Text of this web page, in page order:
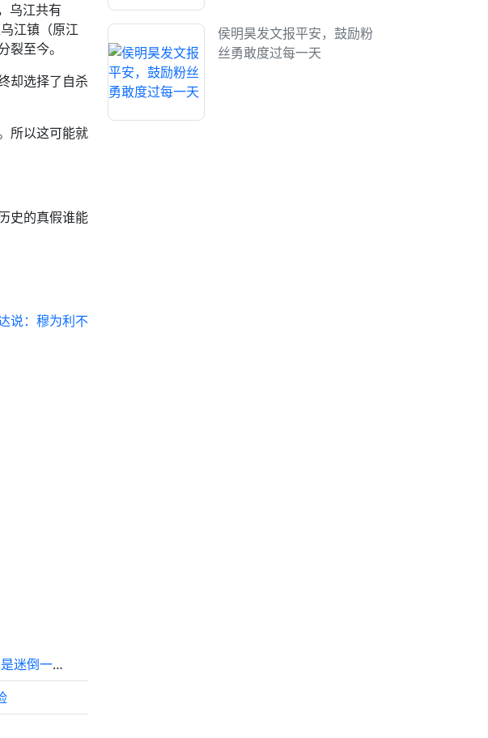
乌江共有
江镇（原江
至今。
却选择了自杀
所以这可能就
史的真假谁能
说：穆为利不
内谒局女官李佩仪大人1️⃣ 帅菠真是迷倒一片 开机首日就盼着早日播出
侯明昊发文报平安，鼓励粉
丝勇敢度过每一天